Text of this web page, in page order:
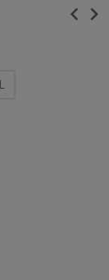
chevron_left chevron_right